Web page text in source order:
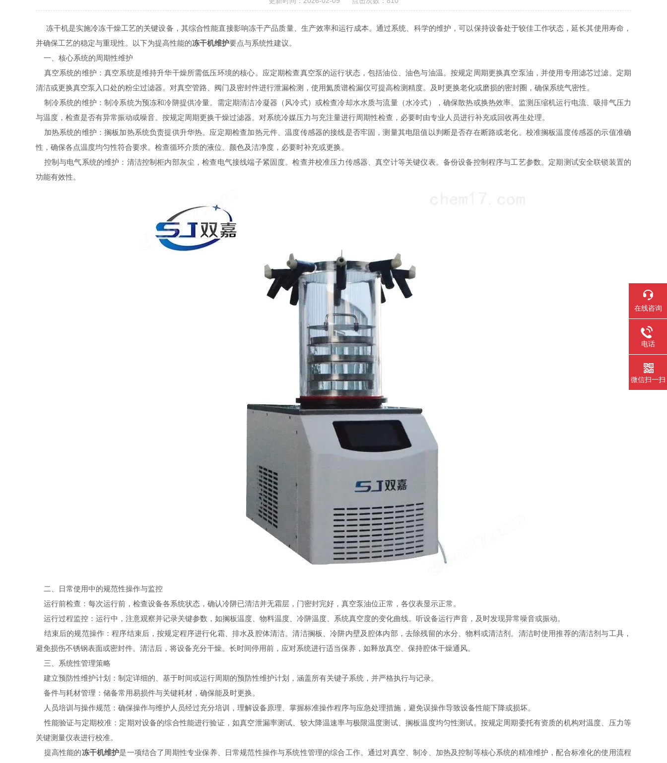
冻干机是实施冷冻干燥工艺的关键设备，其综合性能直接影响冻干产品质量、生产效率和运行成本。通过系统、科学的维护，可以保持设备处于较佳工作状态，延长其使用寿命，
并确保工艺的稳定与重现性。以下为提高性能的冻干机维护要点与系统性建议。
一、核心系统的周期性维护
真空系统的维护：真空系统是维持升华干燥所需低压环境的核心。应定期检查真空泵的运行状态，包括油位、油色与油温。按规定周期更换真空泵油，并使用专用滤芯过滤。定期
清洁或更换真空泵入口处的粉尘过滤器。对真空管路、阀门及密封件进行泄漏检测，使用氦质谱检漏仪可提高检测精度。及时更换老化或磨损的密封圈，确保系统气密性。
制冷系统的维护：制冷系统为预冻和冷阱提供冷量。需定期清洁冷凝器（风冷式）或检查冷却水水质与流量（水冷式），确保散热或换热效率。监测压缩机运行电流、吸排气压力
与温度，检查是否有异常振动或噪音。按规定周期更换干燥过滤器。对系统冷媒压力与充注量进行周期性检查，必要时由专业人员进行补充或回收再生处理。
加热系统的维护：搁板加热系统负责提供升华热。应定期检查加热元件、温度传感器的接线是否牢固，测量其电阻值以判断是否存在断路或老化。校准搁板温度传感器的示值准确
性，确保各点温度均匀性符合要求。检查循环介质的液位、颜色及洁净度，必要时补充或更换。
控制与电气系统的维护：清洁控制柜内部灰尘，检查电气接线端子紧固度。检查并校准压力传感器、真空计等关键仪表。备份设备控制程序与工艺参数。定期测试安全联锁装置的
功能有效性。
二、日常使用中的规范性操作与监控
运行前检查：每次运行前，检查设备各系统状态，确认冷阱已清洁并无霜层，门密封完好，真空泵油位正常，各仪表显示正常。
运行过程监控：运行中，注意观察并记录关键参数，如搁板温度、物料温度、冷阱温度、系统真空度的变化曲线。听设备运行声音，及时发现异常噪音或振动。
结束后的规范操作：程序结束后，按规定程序进行化霜、排水及腔体清洁。清洁搁板、冷阱内壁及腔体内部，去除残留的水分、物料或清洁剂。清洁时使用推荐的清洁剂与工具，
避免损伤不锈钢表面或密封件。清洁后，将设备充分干燥。长时间停用前，应对系统进行适当保养，如释放真空、保持腔体干燥通风。
三、系统性管理策略
建立预防性维护计划：制定详细的、基于时间或运行周期的预防性维护计划，涵盖所有关键子系统，并严格执行与记录。
备件与耗材管理：储备常用易损件与关键耗材，确保能及时更换。
人员培训与操作规范：确保操作与维护人员经过充分培训，理解设备原理、掌握标准操作程序与应急处理措施，避免误操作导致设备性能下降或损坏。
性能验证与定期校准：定期对设备的综合性能进行验证，如真空泄漏率测试、较大降温速率与极限温度测试、搁板温度均匀性测试。按规定周期委托有资质的机构对温度、压力等
关键测量仪表进行校准。
提高性能的冻干机维护是一项结合了周期性专业保养、日常规范性操作与系统性管理的综合工作。通过对真空、制冷、加热及控制等核心系统的精准维护，配合标准化的使用流程
在线咨询
电话
微信扫一扫